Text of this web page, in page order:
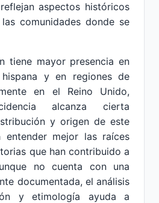
aspectos históricos
comunidades donde se
tiene mayor presencia en
y en regiones de
en el Reino Unido,
alcanza cierta
y origen de este
entender mejor las raíces
que han contribuido a
no cuenta con una
documentada, el análisis
y etimología ayuda a